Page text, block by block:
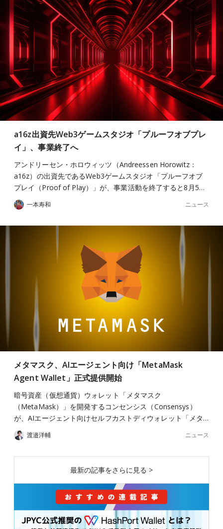
a16z出資先Web3ゲームスタジオ「プルーフオブプレ
イ」、事業終了へ
アンドリーセン・ホロウィッツ（Andreessen Horowitz：
a16z）の出資先であるWeb3ゲームスタジオ「プルーフオブ
プレイ（Proof of Play）」が、事業活動を終了すると8月5…
一本寿和 ニュース
メタマスク、AIエージェント向け「MetaMask
Agent Wallet」正式提供開始
暗号資産（仮想通貨）ウォレット「メタマスク
（MetaMask）」を開発するコンセンシス（Consensys）
が、AIエージェント向けセルフカストディウォレット「メタ…
渡邉洋輔 ニュース
最新の記事をさらに見る >